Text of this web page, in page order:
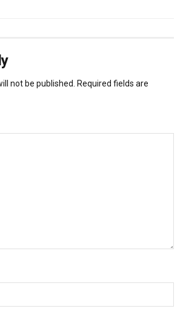
not be published. Required fields are